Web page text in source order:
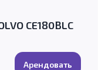
CE180BLC
Арендовать